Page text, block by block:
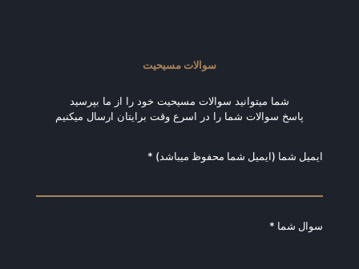
سوالات مسیحیت
شما میتوانید سوالات مسیحیت خود را از ما بپرسید
پاسخ سوالات شما را در اسرع وقت برایتان ارسال میکنیم
ایمیل شما (ایمیل شما محفوظ میباشد) *
سوال شما *